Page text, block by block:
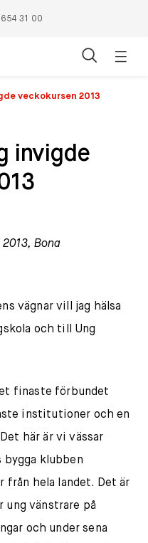
31 00
veckokursen 2013
invigde
Bona
vägnar vill jag hälsa
och till Ung
finaste förbundet
institutioner och en
här är vi vässar
bygga klubben
från hela landet. Det är
ung vänstrare på
och under sena